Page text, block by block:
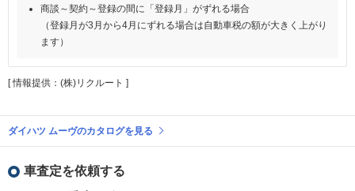
商談～契約～登録の間に「登録月」がずれる場合
（登録月が3月から4月にずれる場合は自動車税の額が大きく上がり
ます）
[ 情報提供：(株)リクルート ]
ダイハツ ムーヴのカタログを見る
車査定を依頼する